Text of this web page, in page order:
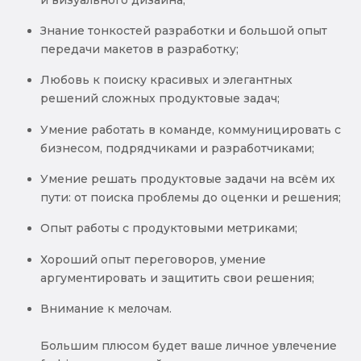
Знание тонкостей разработки и большой опыт
передачи макетов в разработку;
Любовь к поиску красивых и элегантных
решений сложных продуктовые задач;
Умение работать в команде, коммуницировать с
бизнесом, подрядчиками и разработчиками;
Умение решать продуктовые задачи на всём их
пути: от поиска проблемы до оценки и решения;
Опыт работы с продуктовыми метриками;
Хороший опыт переговоров, умение
аргументировать и защитить свои решения;
Внимание к мелочам.
Большим плюсом будет ваше личное увлечение